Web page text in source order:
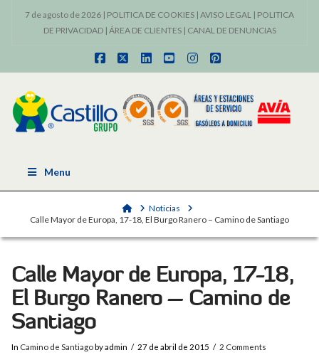
7 de agosto de 2026 | POLITICA DE COOKIES | AVISO LEGAL | POLITICA
DE PRIVACIDAD| ÁREA DE CLIENTES| CANAL DE DENUNCIAS
Facebook
X LinkedInYouTubeInstagram
Pinterest
Menu
HomeNoticias
Calle Mayor de Europa, 17-18, El Burgo Ranero – Camino de Santiago
Calle Mayor de Europa, 17-18,
El Burgo Ranero – Camino de
Santiago
In Camino de Santiagoby admin 27 de abril de 2015 2 Comments